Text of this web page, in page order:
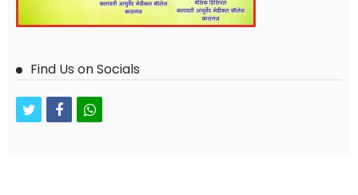
Find Us on Socials
twitterfacebookwhatsapp